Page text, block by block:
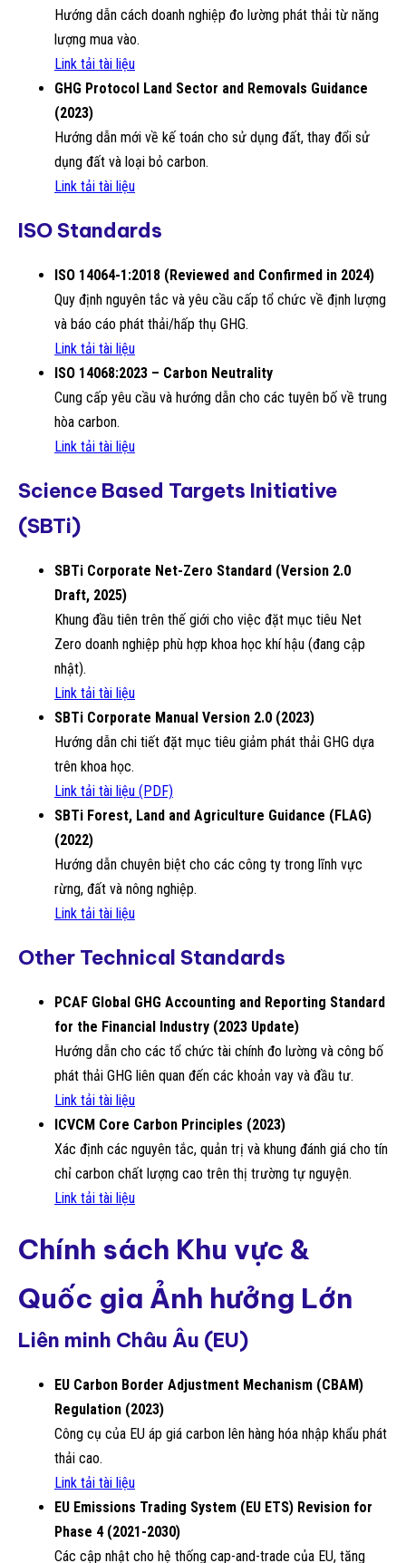
Hướng dẫn cách doanh nghiệp đo lường phát thải từ năng
lượng mua vào.
Link tải tài liệu
GHG Protocol Land Sector and Removals Guidance
(2023)
Hướng dẫn mới về kế toán cho sử dụng đất, thay đổi sử
dụng đất và loại bỏ carbon.
Link tải tài liệu
ISO Standards
ISO 14064-1:2018 (Reviewed and Confirmed in 2024)
Quy định nguyên tắc và yêu cầu cấp tổ chức về định lượng
và báo cáo phát thải/hấp thụ GHG.
Link tải tài liệu
ISO 14068:2023 – Carbon Neutrality
Cung cấp yêu cầu và hướng dẫn cho các tuyên bố về trung
hòa carbon.
Link tải tài liệu
Science Based Targets Initiative
(SBTi)
SBTi Corporate Net-Zero Standard (Version 2.0
Draft, 2025)
Khung đầu tiên trên thế giới cho việc đặt mục tiêu Net
Zero doanh nghiệp phù hợp khoa học khí hậu (đang cập
nhật).
Link tải tài liệu
SBTi Corporate Manual Version 2.0 (2023)
Hướng dẫn chi tiết đặt mục tiêu giảm phát thải GHG dựa
trên khoa học.
Link tải tài liệu (PDF)
SBTi Forest, Land and Agriculture Guidance (FLAG)
(2022)
Hướng dẫn chuyên biệt cho các công ty trong lĩnh vực
rừng, đất và nông nghiệp.
Link tải tài liệu
Other Technical Standards
PCAF Global GHG Accounting and Reporting Standard
for the Financial Industry (2023 Update)
Hướng dẫn cho các tổ chức tài chính đo lường và công bố
phát thải GHG liên quan đến các khoản vay và đầu tư.
Link tải tài liệu
ICVCM Core Carbon Principles (2023)
Xác định các nguyên tắc, quản trị và khung đánh giá cho tín
chỉ carbon chất lượng cao trên thị trường tự nguyện.
Link tải tài liệu
Chính sách Khu vực &
Quốc gia Ảnh hưởng Lớn
Liên minh Châu Âu (EU)
EU Carbon Border Adjustment Mechanism (CBAM)
Regulation (2023)
Công cụ của EU áp giá carbon lên hàng hóa nhập khẩu phát
thải cao.
Link tải tài liệu
EU Emissions Trading System (EU ETS) Revision for
Phase 4 (2021-2030)
Các cập nhật cho hệ thống cap-and-trade của EU, tăng